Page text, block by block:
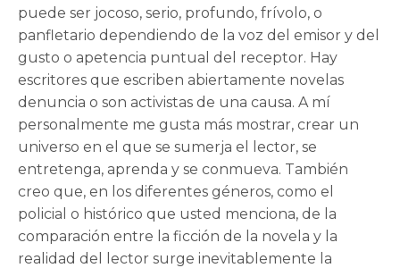
puede ser jocoso, serio, profundo, frívolo, o
panfletario dependiendo de la voz del emisor y del
gusto o apetencia puntual del receptor. Hay
escritores que escriben abiertamente novelas
denuncia o son activistas de una causa. A mí
personalmente me gusta más mostrar, crear un
universo en el que se sumerja el lector, se
entretenga, aprenda y se conmueva. También
creo que, en los diferentes géneros, como el
policial o histórico que usted menciona, de la
comparación entre la ficción de la novela y la
realidad del lector surge inevitablemente la